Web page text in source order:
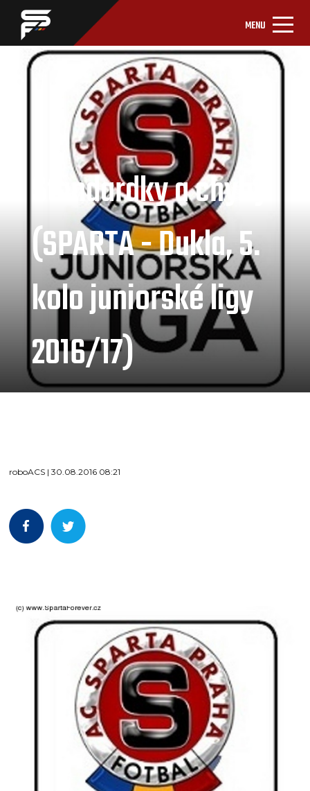
MENU
Standardky a chyby
(SPARTA - Dukla, 5.
kolo juniorské ligy
2016/17)
roboACS | 30.08.2016 08:21